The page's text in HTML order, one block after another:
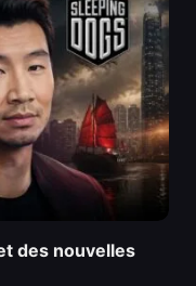
des nouvelles